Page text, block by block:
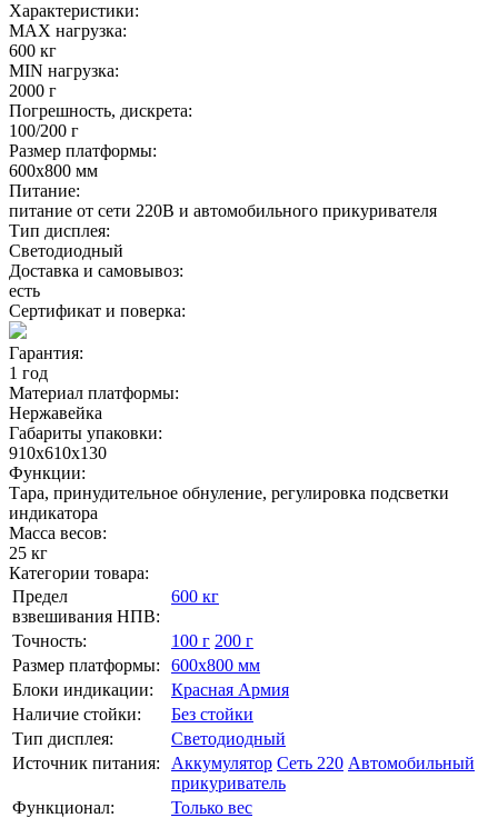
Характеристики:
MAX нагрузка:
600 кг
MIN нагрузка:
2000 г
Погрешность, дискрета:
100/200 г
Размер платформы:
600х800 мм
Питание:
питание от сети 220В и автомобильного прикуривателя
Тип дисплея:
Светодиодный
Доставка и самовывоз:
есть
Сертификат и поверка:
Гарантия:
1 год
Материал платформы:
Нержавейка
Габариты упаковки:
910х610х130
Функции:
Тара, принудительное обнуление, регулировка подсветки
индикатора
Масса весов:
25 кг
Категории товара:
Предел
взвешивания НПВ:
600 кг
Точность: 100 г 200 г
Размер платформы:
600х800 мм
Блоки индикации:
Красная Армия
Наличие стойки:
Без стойки
Тип дисплея:
Светодиодный
Источник питания:
Аккумулятор Сеть 220 Автомобильный
прикуриватель
Функционал:
Только вес